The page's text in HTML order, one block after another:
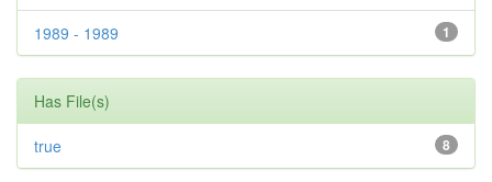
1
1989 - 1989
Has File(s)
8
true